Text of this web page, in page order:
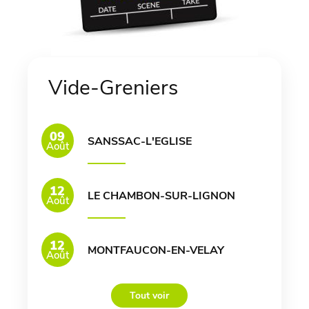
Vide-Greniers
09
Août SANSSAC-L'EGLISE
12
Août LE CHAMBON-SUR-LIGNON
12
Août MONTFAUCON-EN-VELAY
Tout voir